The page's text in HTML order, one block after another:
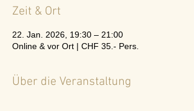
Zeit & Ort
22. Jan. 2026, 19:30 – 21:00
Online & vor Ort | CHF 35.- Pers.
Über die Veranstaltung